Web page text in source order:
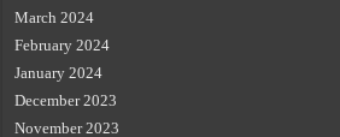
March 2024
February 2024
January 2024
December 2023
November 2023